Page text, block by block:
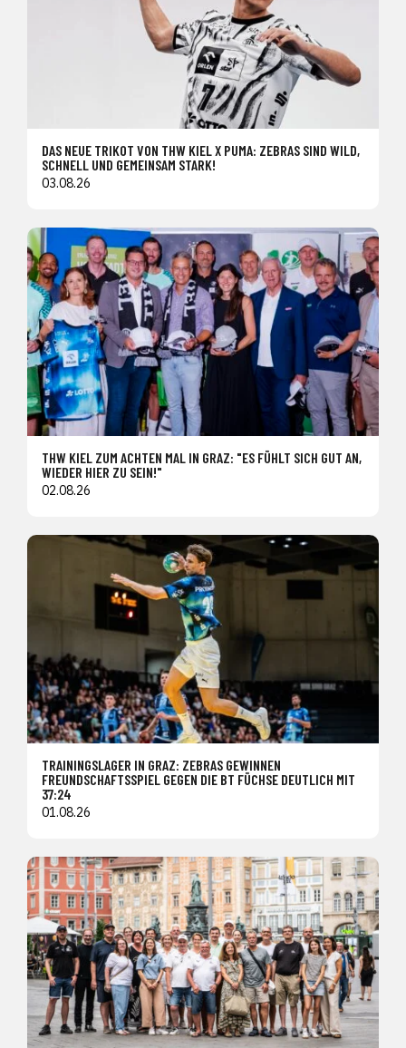
DAS NEUE TRIKOT VON THW KIEL X PUMA: ZEBRAS SIND WILD,
SCHNELL UND GEMEINSAM STARK!
03.08.26
THW KIEL ZUM ACHTEN MAL IN GRAZ: "ES FÜHLT SICH GUT AN,
WIEDER HIER ZU SEIN!"
02.08.26
TRAININGSLAGER IN GRAZ: ZEBRAS GEWINNEN
FREUNDSCHAFTSSPIEL GEGEN DIE BT FÜCHSE DEUTLICH MIT
37:24
01.08.26